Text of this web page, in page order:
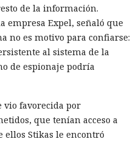
de la información.
empresa Expel, señaló que
no es motivo para confiarse:
al sistema de la
de espionaje podría
vio favorecida por
que tenían acceso a
ellos Stikas le encontró